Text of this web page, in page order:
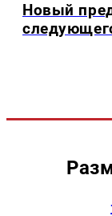
Новый